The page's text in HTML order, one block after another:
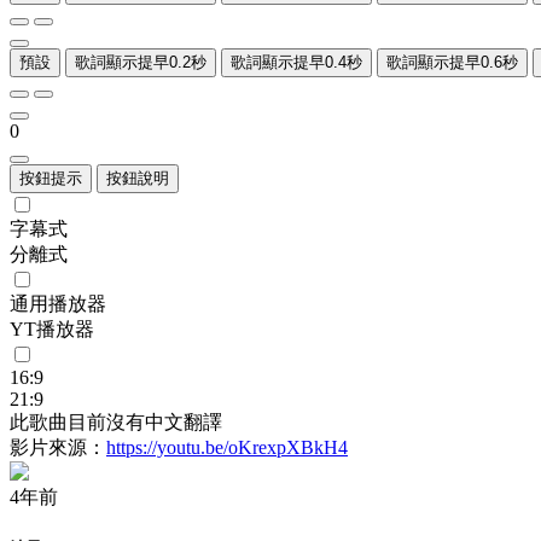
預設 歌詞顯示提早0.2秒 歌詞顯示提早0.4秒 歌詞顯示提早0.6秒
0
按鈕提示 按鈕說明
字幕式
分離式
通用播放器
YT播放器
16:9
21:9
此歌曲目前沒有中文翻譯
影片來源： https://youtu.be/oKrexpXBkH4
4年前